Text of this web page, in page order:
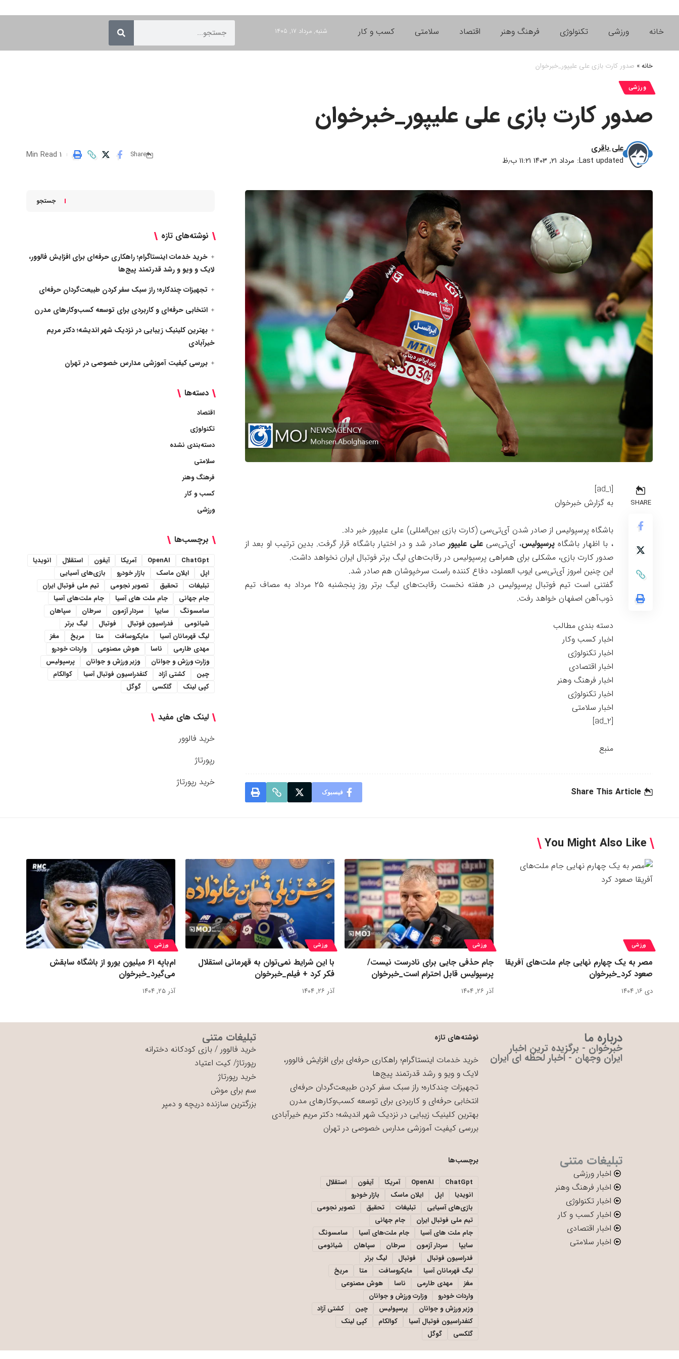
خانه ورزشی تکنولوژی فرهنگ وهنر اقتصاد سلامتی کسب و کار شنبه, مرداد ۱۷, ۱۴۰۵
خانه» صدور کارت بازی علی علیپور_خبرخوان
ورزشی
صدور کارت بازی علی علیپور_خبرخوان
Last updated: مرداد ۲۱, ۱۴۰۳ ۱۱:۲۱ ب٫ظ
علی باقری
Share
1 Min Read
SHARE
[ad_1]
به گزارش خبرخوان
باشگاه پرسپولیس از صادر شدن آی‌تی‌سی (کارت بازی بین‌المللی) علی علیپور خبر داد.
​، با اظهار باشگاه پرسپولیس، آی‌تی‌سیعلی علیپور صادر شد و در اختیار باشگاه قرار گرفت. بدین ترتیب او بعد از
صدور کارت بازی، مشکلی برای همراهی پرسپولیس در رقابت‌های لیگ برتر فوتبال ایران نخواهد داشت.
این چنین امروز آی‌تی‌سی ایوب العملود، دفاع کننده راست سرخپوشان هم صادر شد.
گفتنی است تیم فوتبال پرسپولیس در هفته نخست رقابت‌های لیگ برتر روز پنجشنبه ۲۵ مرداد به مصاف تیم
ذوب‌آهن اصفهان خواهد رفت.
دسته بندی مطالب
اخبار کسب وکار
اخبار تکنولوژی
اخبار اقتصادی
اخبار فرهنگ وهنر
اخبار تکنولوژی
اخبار سلامتی
[ad_2]
منبع
Share This Article فیسبوک
جستجو
نوشته‌های تازه
خرید خدمات اینستاگرام؛ راهکاری حرفه‌ای برای افزایش فالوور،
لایک و ویو و رشد قدرتمند پیج‌ها
تجهیزات چندکاره؛ راز سبک سفر کردن طبیعت‌گردان حرفه‌ای
انتخابی حرفه‌ای و کاربردی برای توسعه کسب‌وکارهای مدرن
بهترین کلینیک زیبایی در نزدیک شهر اندیشه؛ دکتر مریم
خیرآبادی
بررسی کیفیت آموزشی مدارس خصوصی در تهران
دسته‌ها
اقتصاد
تکنولوژی
دسته‌بندی نشده
سلامتی
فرهنگ وهنر
کسب و کار
ورزشی
برچسب‌ها
ChatGpt
OpenAI آمریکا آیفون استقلال
انویدیا
اپل
ایلان ماسک بازار خودرو
بازی‌های آسیایی
تبلیغات
تحقیق تصویر نجومی
تیم ملی فوتبال ایران
جام جهانی
جام ملت های آسیا
جام ملت‌های آسیا
سامسونگ
سایپا سردار آزمون سرطان
سپاهان
شیائومی
فدراسیون فوتبال فوتبال
لیگ برتر
لیگ قهرمانان آسیا
مایکروسافت متا مریخ
مغز
مهدی طارمی
ناسا هوش مصنوعی
واردات خودرو
وزارت ورزش و جوانان
وزیر ورزش و جوانان
پرسپولیس
چین
کشتی آزاد کنفدراسیون فوتبال آسیا
کوالکام
کپی لینک
گلکسی گوگل
لینک های مفید
خرید فالوور
رپورتاژ
خرید رپورتاژ
You Might Also Like
ورزشی
مصر به یک چهارم نهایی جام ملت‌های آفریقا
صعود کرد_خبرخوان
دی ۱۶, ۱۴۰۴
ورزشی
جام حذفی جایی برای نادرست نیست/
پرسپولیس قابل احترام است_خبرخوان
آذر ۲۶, ۱۴۰۴
ورزشی
با این شرایط نمی‌توان به قهرمانی استقلال
فکر کرد + فیلم_خبرخوان
آذر ۲۶, ۱۴۰۴
ورزشی
ام‌باپه ۶۱ میلیون یورو از باشگاه سابقش
می‌گیرد_خبرخوان
آذر ۲۵, ۱۴۰۴
درباره ما
خبرخوان - برگزیده ترین اخبار
ایران وجهان - اخبار لحظه ای ایران
نوشته‌های تازه
خرید خدمات اینستاگرام؛ راهکاری حرفه‌ای برای افزایش فالوور،
لایک و ویو و رشد قدرتمند پیج‌ها
تجهیزات چندکاره؛ راز سبک سفر کردن طبیعت‌گردان حرفه‌ای
انتخابی حرفه‌ای و کاربردی برای توسعه کسب‌وکارهای مدرن
بهترین کلینیک زیبایی در نزدیک شهر اندیشه؛ دکتر مریم خیرآبادی
بررسی کیفیت آموزشی مدارس خصوصی در تهران
تبلیغات متنی
خرید فالوور /بازی کودکانه دخترانه
رپورتاژ/کیت اعتیاد
خرید رپورتاژ
سم برای موش
بزرگترین سازنده دریچه و دمپر
تبلیغات متنی
اخبار ورزشی
اخبار فرهنگ وهنر
اخبار تکنولوژی
اخبار کسب و کار
اخبار اقتصادی
اخبار سلامتی
برچسب‌ها
ChatGpt
OpenAI آمریکا آیفون
استقلال
انویدیا
اپل ایلان ماسک
بازار خودرو
بازی‌های آسیایی
تبلیغات تحقیق
تصویر نجومی
تیم ملی فوتبال ایران
جام جهانی
جام ملت های آسیا
جام ملت‌های آسیا
سامسونگ
سایپا
سردار آزمون سرطان سپاهان
شیائومی
فدراسیون فوتبال
فوتبال
لیگ برتر
لیگ قهرمانان آسیا
مایکروسافت متا
مریخ
مغز
مهدی طارمی ناسا
هوش مصنوعی
واردات خودرو
وزارت ورزش و جوانان
وزیر ورزش و جوانان
پرسپولیس چین
کشتی آزاد
کنفدراسیون فوتبال آسیا
کوالکام
کپی لینک
گلکسی
گوگل